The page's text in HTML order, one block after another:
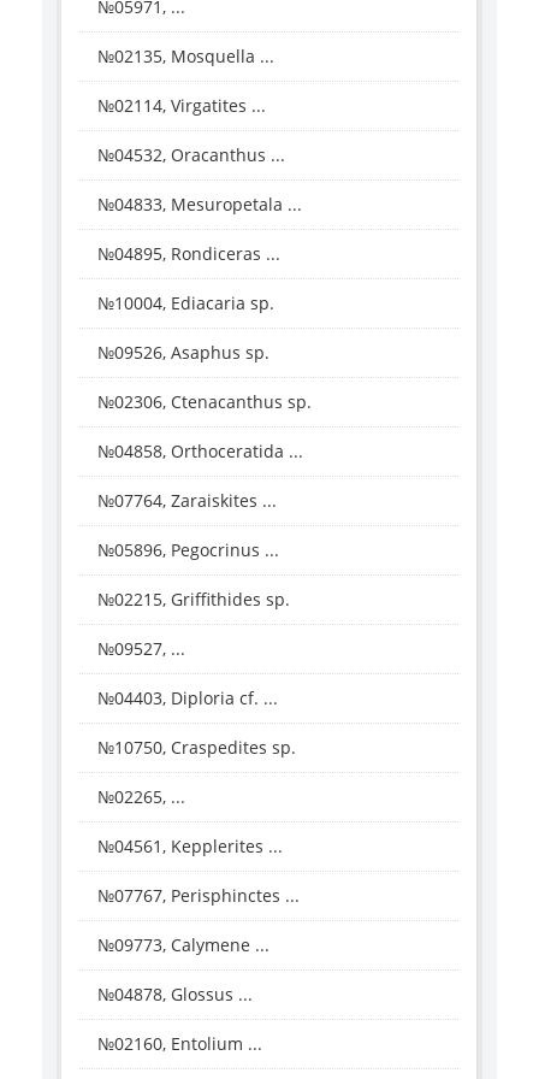
№05971, ...
№02135, Mosquella ...
№02114, Virgatites ...
№04532, Oracanthus ...
№04833, Mesuropetala ...
№04895, Rondiceras ...
№10004, Ediacaria sp.
№09526, Asaphus sp.
№02306, Ctenacanthus sp.
№04858, Orthoceratida ...
№07764, Zaraiskites ...
№05896, Pegocrinus ...
№02215, Griffithides sp.
№09527, ...
№04403, Diploria cf. ...
№10750, Craspedites sp.
№02265, ...
№04561, Kepplerites ...
№07767, Perisphinctes ...
№09773, Calymene ...
№04878, Glossus ...
№02160, Entolium ...